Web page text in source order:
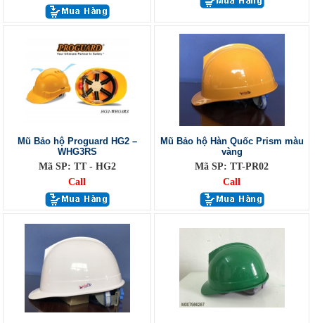
Mũ Bảo hộ Proguard HG2 –
WHG3RS
Mã SP: TT - HG2
Call
Mũ Bảo hộ Hàn Quốc Prism màu
vàng
Mã SP: TT-PR02
Call